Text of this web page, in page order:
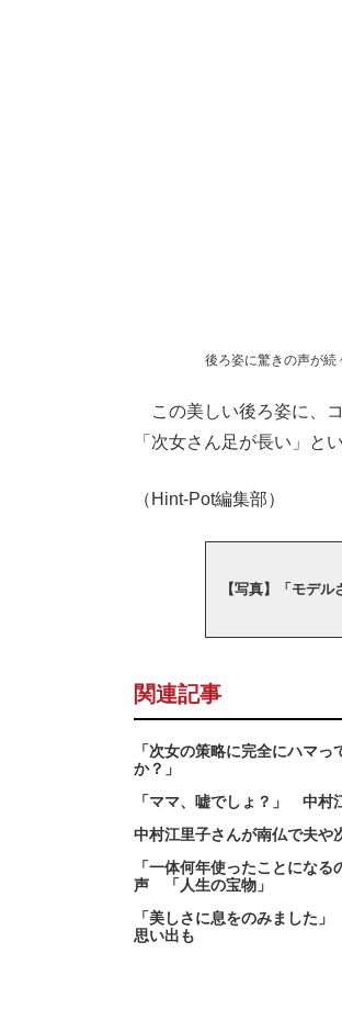
後ろ姿に驚きの声が続
この美しい後ろ姿に、
「次女さん足が長い」と
（Hint-Pot編集部）
【写真】「モデ
関連記事
「次女の策略に完全にハマ
か？」
「ママ、嘘でしょ？」 中村
中村江里子さんが南仏で夫
「一体何年使ったことにな
声 「人生の宝物」
「美しさに息をのみました
思い出も